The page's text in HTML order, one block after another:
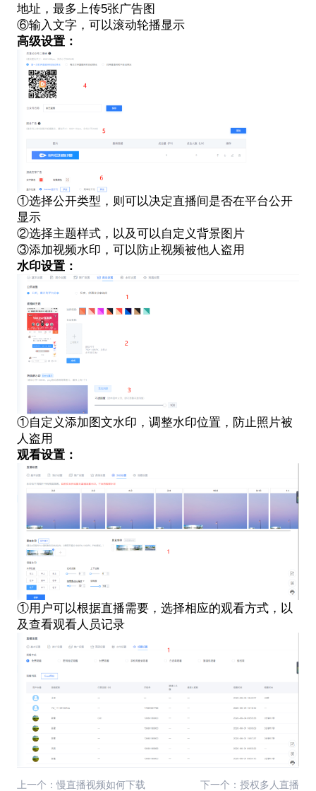
地址，最多上传5张广告图
⑥输入文字，可以滚动轮播显示
高级设置：
①选择公开类型，则可以决定直播间是否在平台公开
显示
②选择主题样式，以及可以自定义背景图片
③添加视频水印，可以防止视频被他人盗用
水印设置：
①自定义添加图文水印，调整水印位置，防止照片被
人盗用
观看设置：
①用户可以根据直播需要，选择相应的观看方式，以
及查看观看人员记录
上一个：慢直播视频如何下载 下一个：授权多人直播